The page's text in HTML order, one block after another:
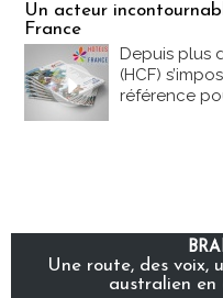
Un acteur
France
Depuis plus
(HCF)
référence
Une route, des voix,
australien en